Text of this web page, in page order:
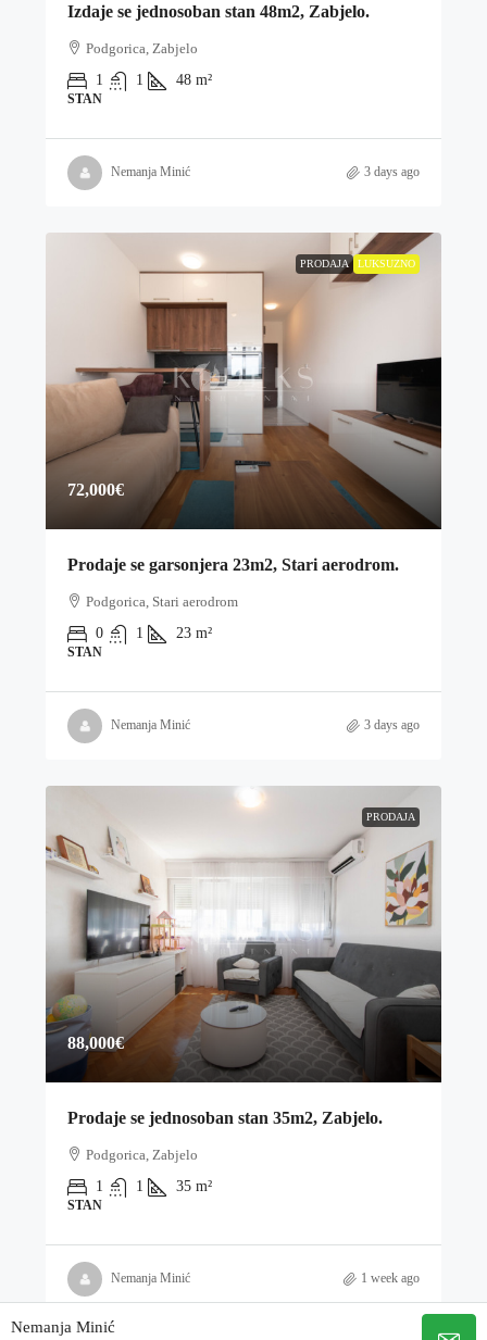
Izdaje se jednosoban stan 48m2, Zabjelo.
Podgorica, Zabjelo
1
1 48 m²
STAN
Nemanja Minić 3 days ago
PRODAJA LUKSUZNO
72,000€
Prodaje se garsonjera 23m2, Stari aerodrom.
Podgorica, Stari aerodrom
0
1 23 m²
STAN
Nemanja Minić 3 days ago
PRODAJA
88,000€
Prodaje se jednosoban stan 35m2, Zabjelo.
Podgorica, Zabjelo
1
1 35 m²
STAN
Nemanja Minić 1 week ago
Nemanja Minić